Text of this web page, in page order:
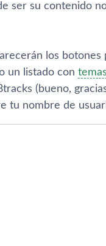
ser su contenido
los
un listado con
(bueno,
tu nombre de